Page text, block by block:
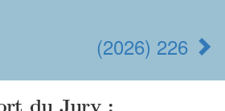
(2026) 226